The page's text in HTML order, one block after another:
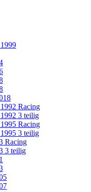
Racing
3 teilig
Racing
3 teilig
Racing
3 teilig